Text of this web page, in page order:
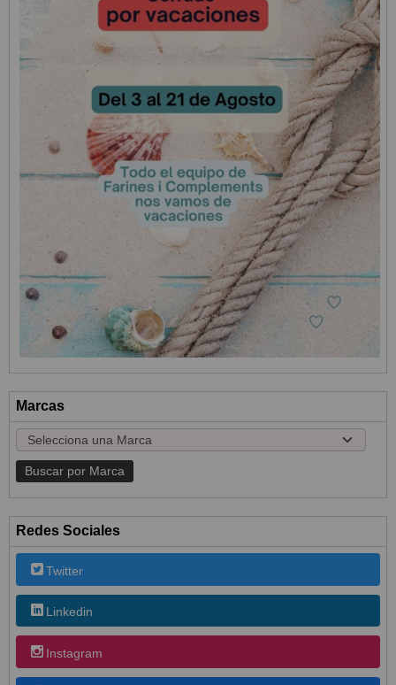
Marcas
Redes Sociales
Twitter
Linkedin
Instagram